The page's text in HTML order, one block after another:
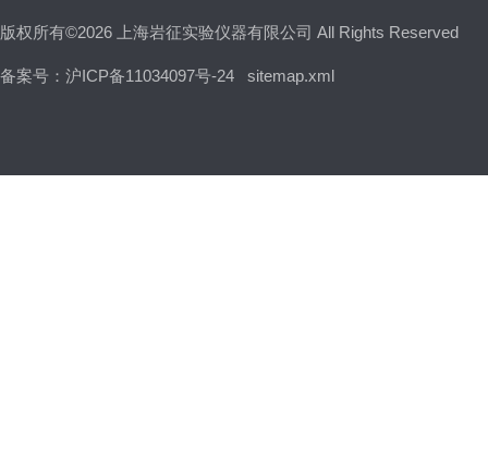
版权所有©2026 上海岩征实验仪器有限公司 All Rights Reserved
备案号：沪ICP备11034097号-24 sitemap.xml